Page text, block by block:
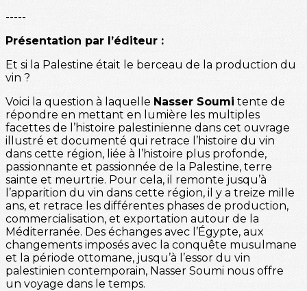
-----
Présentation par l’éditeur :
Et si la Palestine était le berceau de la production du
vin ?
Voici la question à laquelle Nasser Soumi tente de
répondre en mettant en lumière les multiples
facettes de l’histoire palestinienne dans cet ouvrage
illustré et documenté qui retrace l’histoire du vin
dans cette région, liée à l’histoire plus profonde,
passionnante et passionnée de la Palestine, terre
sainte et meurtrie. Pour cela, il remonte jusqu’à
l’apparition du vin dans cette région, il y a treize mille
ans, et retrace les différentes phases de production,
commercialisation, et exportation autour de la
Méditerranée. Des échanges avec l’Égypte, aux
changements imposés avec la conquête musulmane
et la période ottomane, jusqu’à l’essor du vin
palestinien contemporain, Nasser Soumi nous offre
un voyage dans le temps.